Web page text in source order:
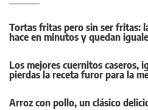
Tortas fritas pero sin ser fritas:
hace en minutos y quedan
Los mejores cuernitos caseros,
pierdas la receta furor para la
Arroz con pollo, un clásico